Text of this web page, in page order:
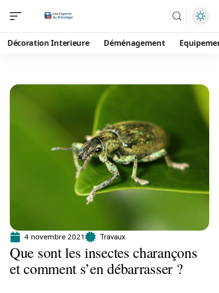
Décoration Interieure Déménagement
4 novembre 2021 Travaux
Que sont les insectes charançons
et comment s’en débarrasser ?